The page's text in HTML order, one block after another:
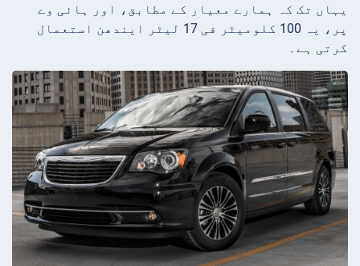
یہاں تک کہ ہمارے معیار کے مطابق، اور ہائی وے
پر، یہ 100 کلومیٹر فی 17 لیٹر ایندھن استعمال
کرتی ہے۔